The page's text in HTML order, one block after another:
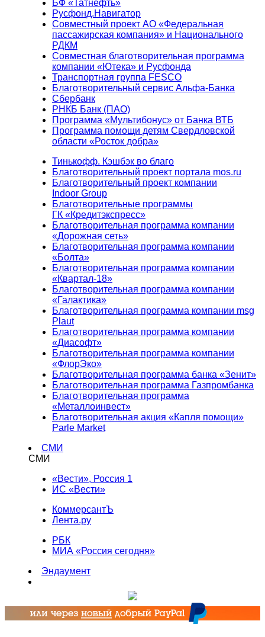
БФ «Татнефть»
Русфонд.Навигатор
Совместный проект АО «Федеральная
пассажирская компания» и Национального
РДКМ
Совместная благотворительная программа
компании «Ютека» и Русфонда
Транспортная группа FESCO
Благотворительный сервис Альфа-Банка
Сбербанк
РНКБ Банк (ПАО)
Программа «Мультибонус» от Банка ВТБ
Программа помощи детям Свердловской
области «Росток добра»
Тинькофф. Кэшбэк во благо
Благотворительный проект портала mos.ru
Благотворительный проект компании
Indoor Group
Благотворительные программы
ГК «Кредитэкспресс»
Благотворительная программа компании
«Дорожная сеть»
Благотворительная программа компании
«Болта»
Благотворительная программа компании
«Квартал-18»
Благотворительная программа компании
«Галактика»
Благотворительная программа компании msg
Plaut
Благотворительная программа компании
«Диасофт»
Благотворительная программа компании
«ФлорЭко»
Благотворительная программа банка «Зенит»
Благотворительная программа Газпромбанка
Благотворительная программа
«Металлоинвест»
Благотворительная акция «Капля помощи»
Parle Market
СМИ
СМИ
«Вести», Россия 1
ИС «Вести»
КоммерсантЪ
Лента.ру
РБК
МИА «Россия сегодня»
Эндаумент